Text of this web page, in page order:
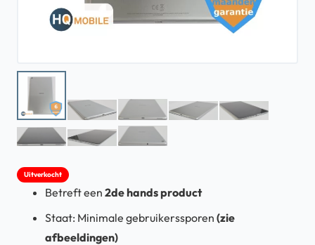
Uitverkocht
Betreft een 2de hands product
Staat: Minimale gebruikerssporen (zie
afbeeldingen)